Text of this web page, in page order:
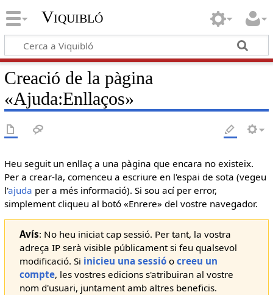
Viquibló
Creació de la pàgina
«Ajuda:Enllaços»
Heu seguit un enllaç a una pàgina que encara no existeix.
Per a crear-la, comenceu a escriure en l'espai de sota (vegeu
l'ajuda per a més informació). Si sou ací per error,
simplement cliqueu al botó «Enrere» del vostre navegador.
Avís: No heu iniciat cap sessió. Per tant, la vostra
adreça IP serà visible públicament si feu qualsevol
modificació. Si inicieu una sessióo creeu un
compte, les vostres edicions s'atribuiran al vostre
nom d'usuari, juntament amb altres beneficis.